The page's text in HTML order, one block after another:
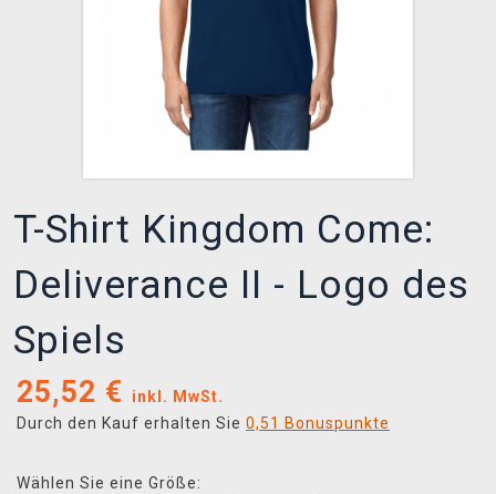
T-Shirt Kingdom Come:
Deliverance II - Logo des
Spiels
25,52 €
inkl. MwSt.
Durch den Kauf erhalten Sie 0,51 Bonuspunkte
Wählen Sie eine Größe: